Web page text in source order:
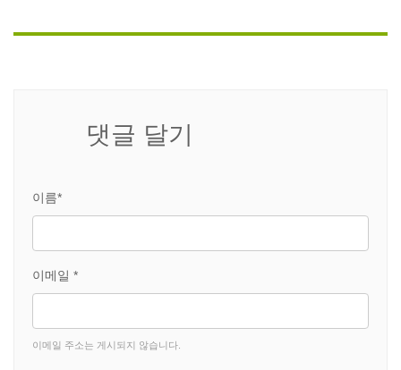
댓글 달기
이름*
이메일 *
이메일 주소는 게시되지 않습니다.